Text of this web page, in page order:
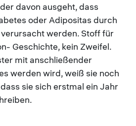
davon ausgeht, dass
oder Adipositas durch
werden. Stoff für
Geschichte, kein Zweifel.
mit anschließender
werden wird, weiß sie noch
sie sich erstmal ein Jahr